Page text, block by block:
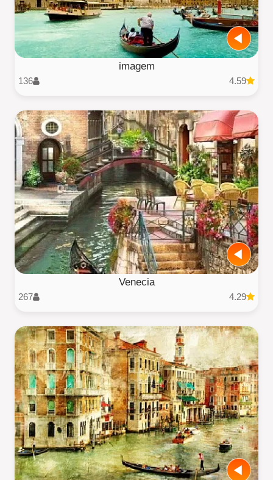
imagem
4.59
136
Venecia
4.29
267